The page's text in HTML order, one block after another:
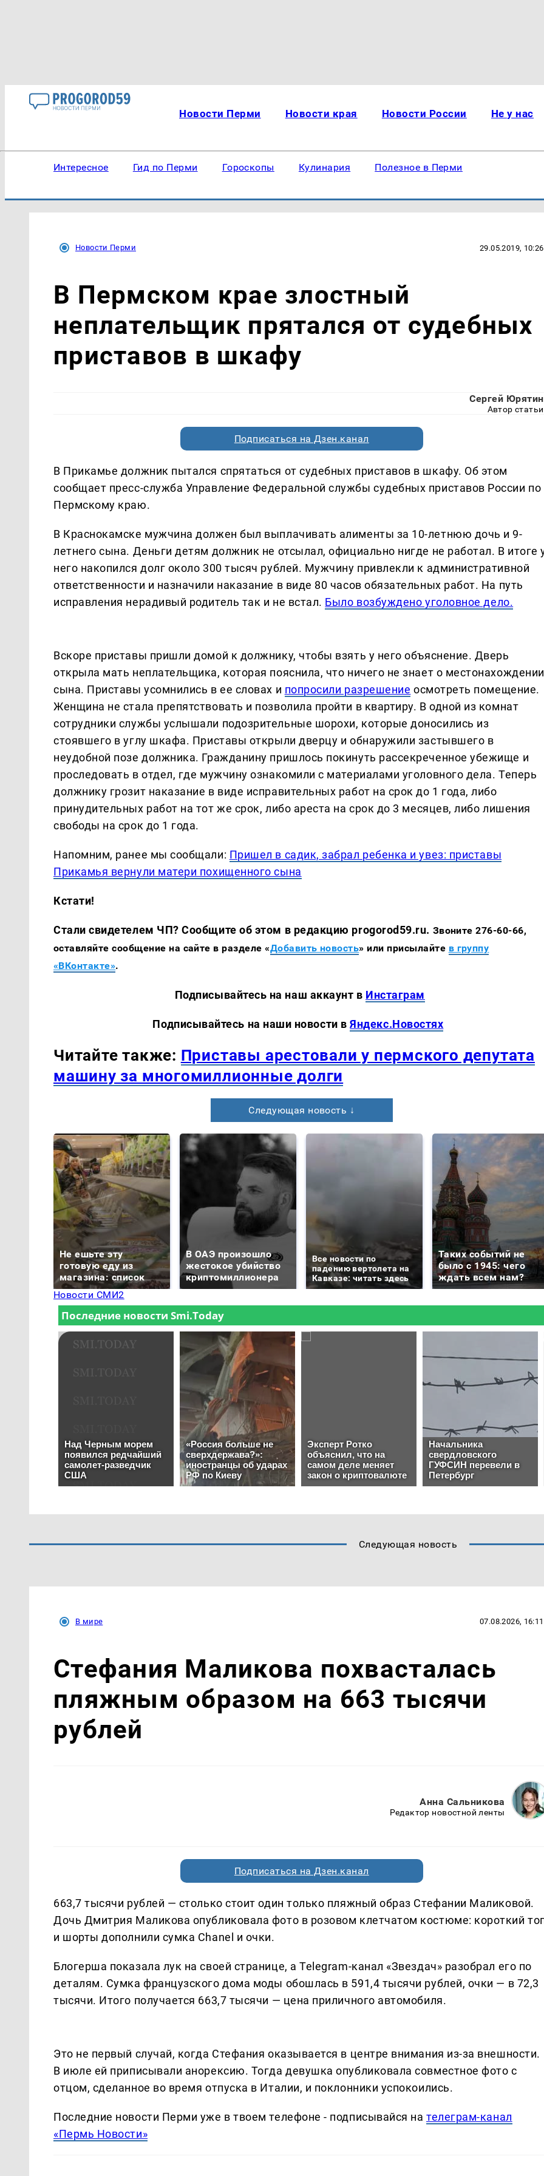
Новости Перми Новости края Новости России Не у нас
Интересное Гид по Перми Гороскопы Кулинария Полезное в Перми
Новости Перми 29.05.2019, 10:26
В Пермском крае злостный
неплательщик прятался от судебных
приставов в шкафу
Сергей Юрятин
Автор статьи
Подписаться на Дзен.канал
В Прикамье должник пытался спрятаться от судебных приставов в шкафу. Об этом
сообщает пресс-служба Управление Федеральной службы судебных приставов России по
Пермскому краю.
В Краснокамске мужчина должен был выплачивать алименты за 10-летнюю дочь и 9-
летнего сына. Деньги детям должник не отсылал, официально нигде не работал. В итоге
него накопился долг около 300 тысяч рублей. Мужчину привлекли к административной
ответственности и назначили наказание в виде 80 часов обязательных работ. На путь
исправления нерадивый родитель так и не встал. Было возбуждено уголовное дело.
Вскоре приставы пришли домой к должнику, чтобы взять у него объяснение. Дверь
открыла мать неплательщика, которая пояснила, что ничего не знает о местонахождении
сына. Приставы усомнились в ее словах и попросили разрешение осмотреть помещение.
Женщина не стала препятствовать и позволила пройти в квартиру. В одной из комнат
сотрудники службы услышали подозрительные шорохи, которые доносились из
стоявшего в углу шкафа. Приставы открыли дверцу и обнаружили застывшего в
неудобной позе должника. Гражданину пришлось покинуть рассекреченное убежище и
проследовать в отдел, где мужчину ознакомили с материалами уголовного дела. Теперь
должнику грозит наказание в виде исправительных работ на срок до 1 года, либо
принудительных работ на тот же срок, либо ареста на срок до 3 месяцев, либо лишения
свободы на срок до 1 года.
Напомним, ранее мы сообщали: Пришел в садик, забрал ребенка и увез: приставы
Прикамья вернули матери похищенного сына
Кстати!
Стали свидетелем ЧП? Сообщите об этом в редакцию progorod59.ru. Звоните 276-60-66,
оставляйте сообщение на сайте в разделе «Добавить новость» или присылайте в группу
«ВКонтакте».
Подписывайтесь на наш аккаунт в Инстаграм
Подписывайтесь на наши новости вЯндекс.Новостях
Читайте также: Приставы арестовали у пермского депутата
машину за многомиллионные долги
Следующая новость ↓
Не ешьте эту
готовую еду из
магазина: список
В ОАЭ произошло
жестокое убийство
криптомиллионера
Все новости по
падению вертолета на
Кавказе: читать здесь
Таких событий не
было с 1945: чего
ждать всем нам?
Новости СМИ2
Следующая новость
В мире 07.08.2026, 16:11
Стефания Маликова похвасталась
пляжным образом на 663 тысячи
рублей
Анна Сальникова
Редактор новостной ленты
Подписаться на Дзен.канал
663,7 тысячи рублей — столько стоит один только пляжный образ Стефании Маликовой.
Дочь Дмитрия Маликова опубликовала фото в розовом клетчатом костюме: короткий
и шорты дополнили сумка Chanel и очки.
Блогерша показала лук на своей странице, а Telegram-канал «Звездач» разобрал его по
деталям. Сумка французского дома моды обошлась в 591,4 тысячи рублей, очки — в 72,3
тысячи. Итого получается 663,7 тысячи — цена приличного автомобиля.
Это не первый случай, когда Стефания оказывается в центре внимания из-за внешности.
В июле ей приписывали анорексию. Тогда девушка опубликовала совместное фото с
отцом, сделанное во время отпуска в Италии, и поклонники успокоились.
Последние новости Перми уже в твоем телефоне - подписывайся нателеграм-канал
«Пермь Новости»